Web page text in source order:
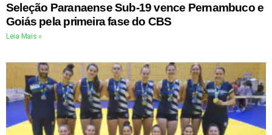
Seleção Paranaense Sub-19 vence Pernambuco e
Goiás pela primeira fase do CBS
Leia Mais »